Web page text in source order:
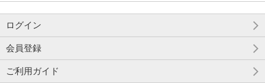
ログイン
会員登録
ご利用ガイド